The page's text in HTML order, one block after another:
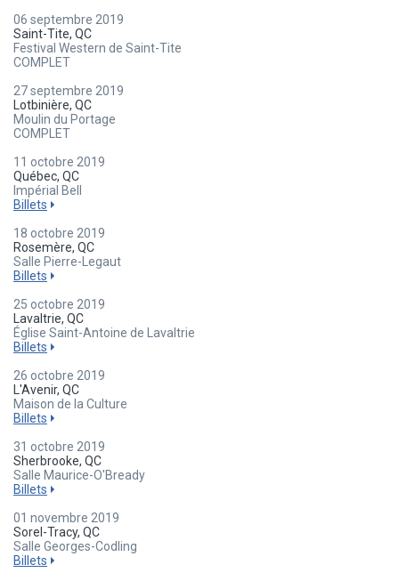
06 septembre 2019
Saint-Tite, QC
Festival Western de Saint-Tite
COMPLET
27 septembre 2019
Lotbinière, QC
Moulin du Portage
COMPLET
11 octobre 2019
Québec, QC
Impérial Bell
Billets
18 octobre 2019
Rosemère, QC
Salle Pierre-Legaut
Billets
25 octobre 2019
Lavaltrie, QC
Église Saint-Antoine de Lavaltrie
Billets
26 octobre 2019
L'Avenir, QC
Maison de la Culture
Billets
31 octobre 2019
Sherbrooke, QC
Salle Maurice-O'Bready
Billets
01 novembre 2019
Sorel-Tracy, QC
Salle Georges-Codling
Billets